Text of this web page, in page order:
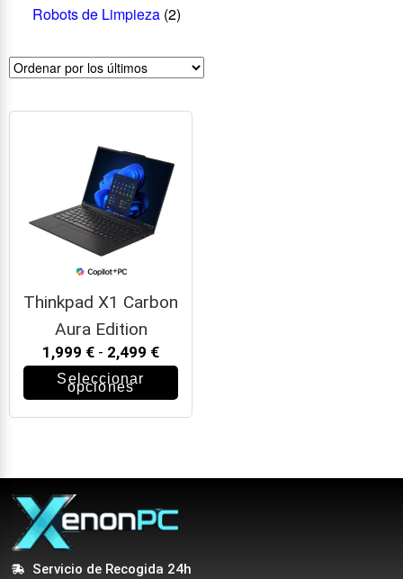
Robots de Limpieza (2)
Thinkpad X1 Carbon
Aura Edition
1,999 € - 2,499 €
Seleccionar
opciones
Servicio de Recogida 24h